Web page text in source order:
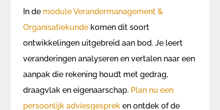
In de module Verandermanagement &
Organisatiekunde komen dit soort
ontwikkelingen uitgebreid aan bod. Je leert
veranderingen analyseren en vertalen naar een
aanpak die rekening houdt met gedrag,
draagvlak en eigenaarschap. Plan nu een
persoonlijk adviesgesprek en ontdek of de